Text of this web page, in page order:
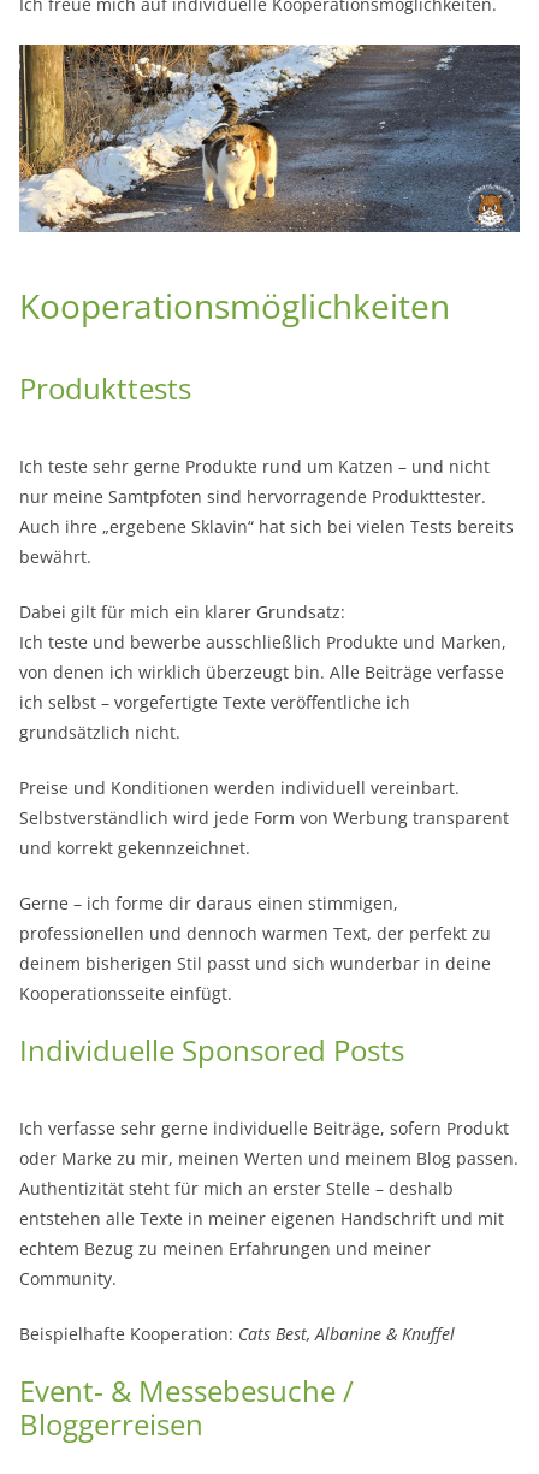
Kooperationsmöglichkeiten
Produkttests
Ich teste sehr gerne Produkte rund um Katzen – und nicht
nur meine Samtpfoten sind hervorragende Produkttester.
Auch ihre „ergebene Sklavin“ hat sich bei vielen Tests bereits
bewährt.
Dabei gilt für mich ein klarer Grundsatz:
Ich teste und bewerbe ausschließlich Produkte und Marken,
von denen ich wirklich überzeugt bin. Alle Beiträge verfasse
ich selbst – vorgefertigte Texte veröffentliche ich
grundsätzlich nicht.
Preise und Konditionen werden individuell vereinbart.
Selbstverständlich wird jede Form von Werbung transparent
und korrekt gekennzeichnet.
Gerne – ich forme dir daraus einen stimmigen,
professionellen und dennoch warmen Text, der perfekt zu
deinem bisherigen Stil passt und sich wunderbar in deine
Kooperationsseite einfügt.
Individuelle Sponsored Posts
Ich verfasse sehr gerne individuelle Beiträge, sofern Produkt
oder Marke zu mir, meinen Werten und meinem Blog passen.
Authentizität steht für mich an erster Stelle – deshalb
entstehen alle Texte in meiner eigenen Handschrift und mit
echtem Bezug zu meinen Erfahrungen und meiner
Community.
Beispielhafte Kooperation: Cats Best, Albanine & Knuffel
Event‑ & Messebesuche /
Bloggerreisen